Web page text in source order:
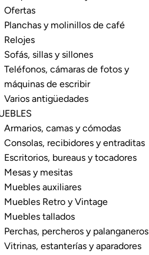
Ofertas
Planchas y molinillos de café
Relojes
Sofás, sillas y sillones
Teléfonos, cámaras de fotos y
máquinas de escribir
Varios antigüedades
Armarios, camas y cómodas
Consolas, recibidores y entraditas
Escritorios, bureaus y tocadores
Mesas y mesitas
Muebles auxiliares
Muebles Retro y Vintage
Muebles tallados
Perchas, percheros y palanganeros
Vitrinas, estanterías y aparadores